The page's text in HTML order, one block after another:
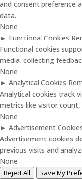
and consent preference
data.
None
► Functional Cookies
Functional cookies
media, collecting
None
► Analytical Cookies
Analytical cookies track
metrics like visitor
None
► Advertisement Cookies
Advertisement cookies
previous visits and
None
Reject All Save My